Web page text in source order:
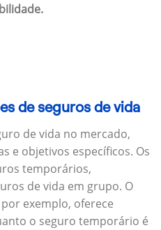
de seguros de vida
de vida no mercado,
e objetivos específicos. Os
temporários,
de vida em grupo. O
exemplo, oferece
o seguro temporário é